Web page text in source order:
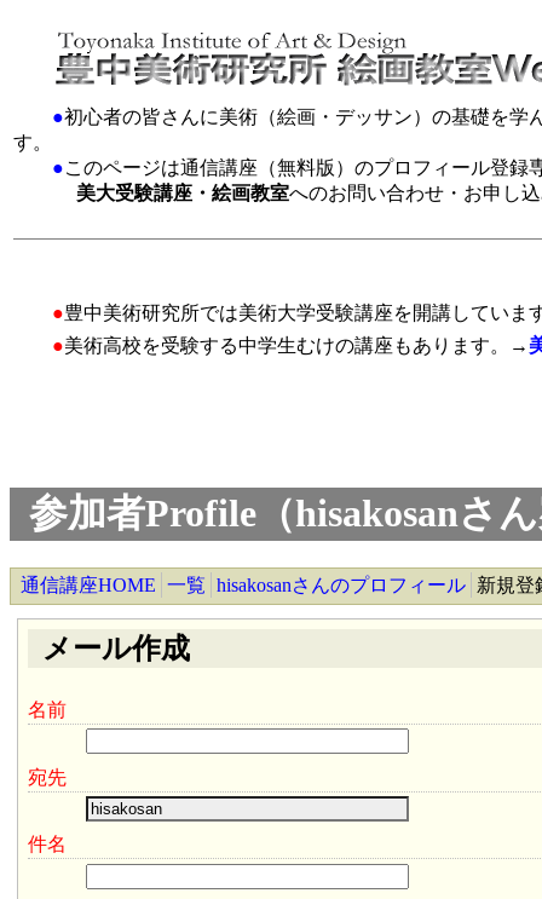
●初心者の皆さんに美術（絵画・デッサン）の基礎を
す。
●このページは通信講座（無料版）のプロフィール登録
美大受験講座・絵画教室へのお問い合わせ・お申し
●豊中美術研究所では美術大学受験講座を開講していま
●美術高校を受験する中学生むけの講座もあります。→
参加者Profile（hisakosanさ
通信講座HOME 一覧 hisakosanさんのプロフィール 新規登
メール作成
名前
宛先
件名